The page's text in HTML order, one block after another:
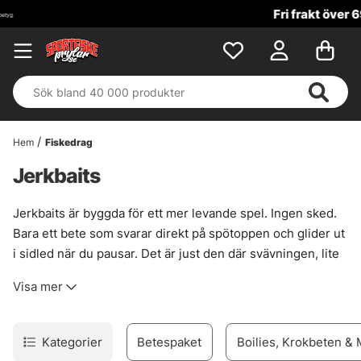
Hem Fiskedrag
Jerkbaits
Jerkbaits är byggda för ett mer levande spel. Ingen sked.
Bara ett bete som svarar direkt på spötoppen och glider ut
i sidled när du pausar. Det är just den där svävningen, lite
annat känns dött i vattnet.
men tvekar, eller när det krävs ett mer tydligt och rytmiskt
fiskat tempo för att väcka intresse. Jerkbaits används ofta
Visa mer
Kategorier Betespaket Boilies, Krokbeten &